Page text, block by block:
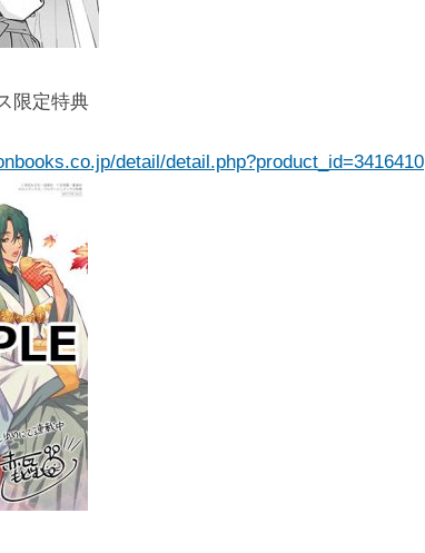
限定特典
detail/detail.php?product_id=3416410